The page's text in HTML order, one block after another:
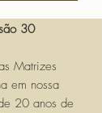
30
em nossa
20 anos de